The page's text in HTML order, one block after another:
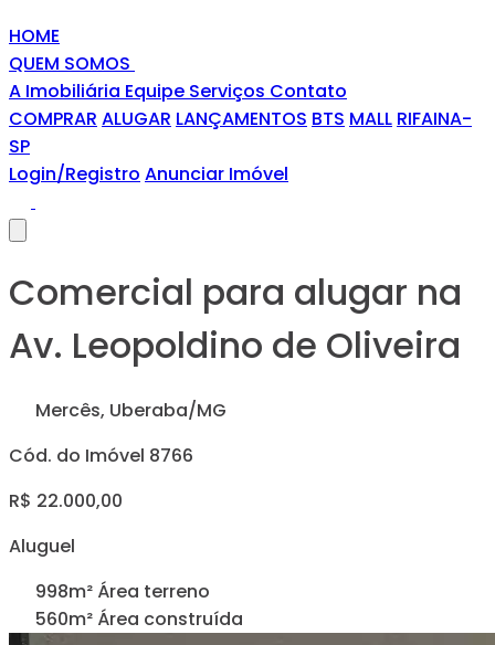
HOME
QUEM SOMOS
A Imobiliária Equipe Serviços Contato
COMPRAR ALUGAR LANÇAMENTOS BTS MALL RIFAINA-
SP
Login/Registro Anunciar Imóvel
Comercial para alugar na
Av. Leopoldino de Oliveira
Mercês, Uberaba/MG
Cód. do Imóvel 8766
R$ 22.000,00
Aluguel
998m² Área terreno
560m² Área construída